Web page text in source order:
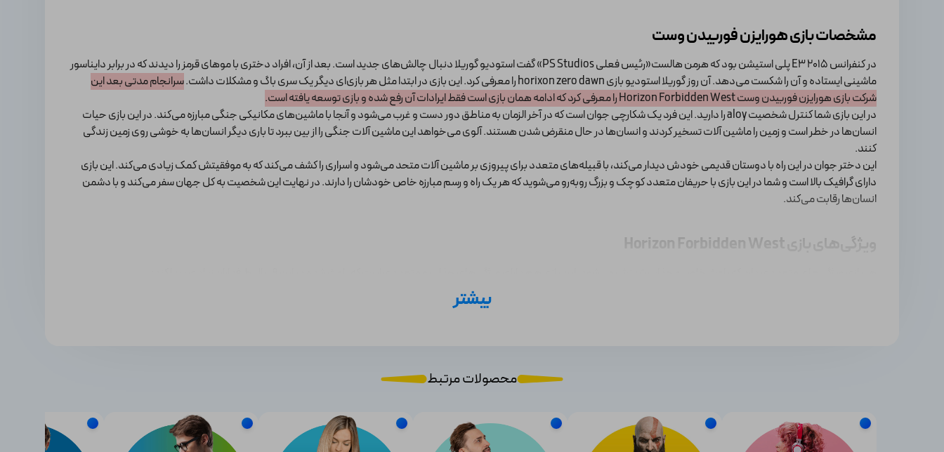
مشخصات بازی هورایزن فوربیدن وست
در کنفرانس E3 2015 پلی استیشن بود که هرمن هالست«رئیس فعلی PS Studios» گفت استودیو گوریلا دنبال چالش‌های جدید است. بعد از آن، افراد دختری با موهای قرمز را دیدند که در برابر دایناسور
ماشینی ایستاده و آن را شکست می‌دهد. آن روز گوریلا استودیو بازی horixon zero dawn را معرفی کرد. این بازی در ابتدا مثل هر بازی‌ای دیگر یک سری باگ و مشکلات داشت.
سرانجام مدتی بعد این
شرکت بازی هورایزن فوربیدن وست Horizon Forbidden West را معرفی کرد که ادامه همان بازی است فقط ایرادات آن رفع شده و بازی توسعه یافته است.
در این بازی شما کنترل شخصیت aloy را دارید. این فرد یک شکارچی جوان است که در آخر الزمان به مناطق دور دست و غرب می‌شود و آنجا با ماشین‌های مکانیکی جنگی مبارزه می‌کند. در این بازی حیات
انسان‌ها در خطر است و زمین را ماشین آلات تسخیر کردند و انسان‌ها در حال منقرض شدن هستند. آلوی می‌خواهد این ماشین آلات جنگی را از بین ببرد تا باری دیگر انسان‌ها به خوشی روی زمین زندگی
کنند.
این دختر جوان در این راه با دوستان قدیمی خودش دیدار می‌کند، با قبیله‌های متعدد برای پیروزی بر ماشین آلات متحد می‌شود و اسراری را کشف می‌کند که به موفقیتش کمک زیادی می‌کند. این بازی
دارای گرافیک بالا است و شما در این بازی با حریفان متعدد کوچک و بزرگ روبه‌رو می‌شوید که هر یک راه و رسم مبارزه خاص خودشان را دارند. در نهایت این شخصیت به کل جهان سفر می‌کند و با دشمن
انسان‌ها رقابت می‌کند.
ویژگی‌های بازی Horizon Forbidden West
· قابلیت بازی با کیفیت 4k
پشتیبانی کامل از فیدبک‌ها
بیشتر
محصولات مرتبط